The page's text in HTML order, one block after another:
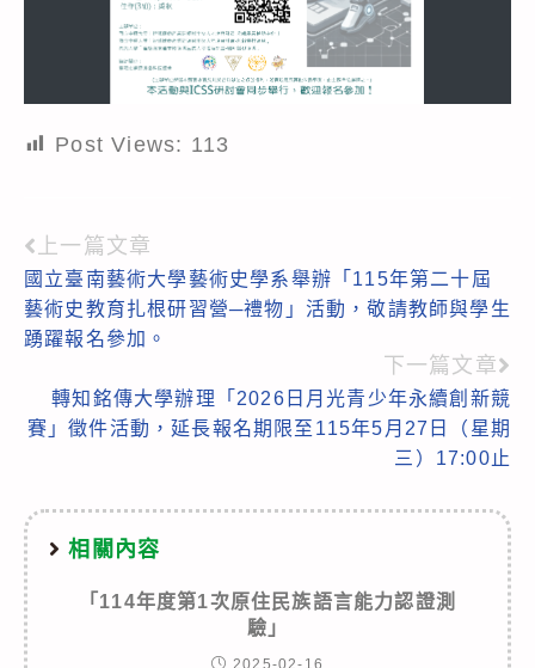
Post Views: 113
Read
more
articles
上一篇文章
國立臺南藝術大學藝術史學系舉辦「115年第二十屆
藝術史教育扎根研習營─禮物」活動，敬請教師與學生
踴躍報名參加。
下一篇文章
轉知銘傳大學辦理「2026日月光青少年永續創新競
賽」徵件活動，延長報名期限至115年5月27日（星期
三）17:00止
相關內容
「114年度第1次原住民族語言能力認證測
驗」